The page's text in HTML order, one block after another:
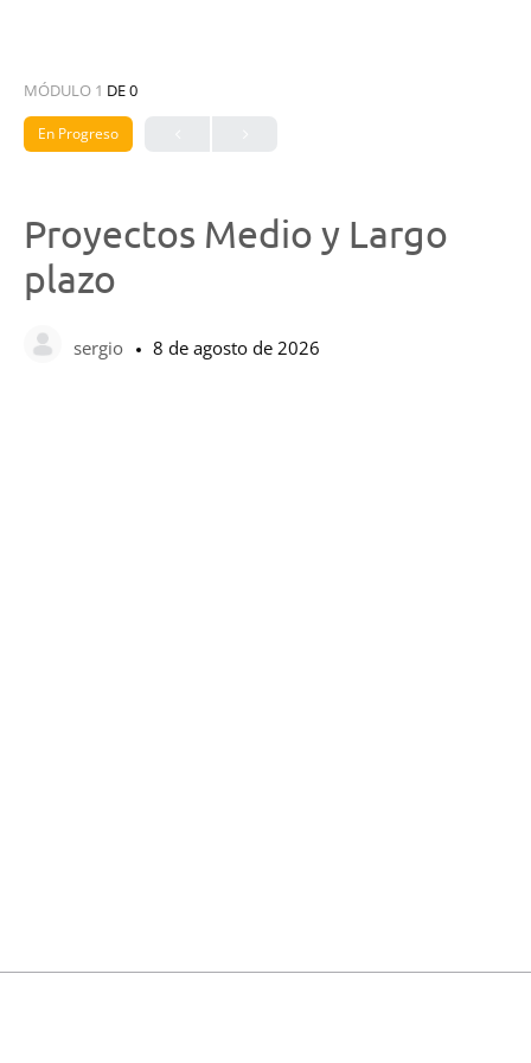
MÓDULO 1 DE 0
En Progreso
Proyectos Medio y Largo
plazo
sergio 8 de agosto de 2026